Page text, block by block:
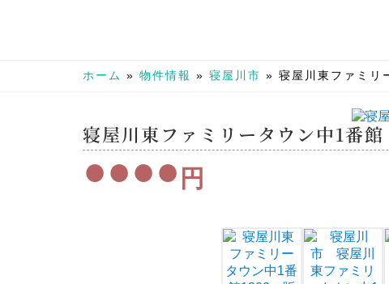
ホーム » 物件情報 » 寝屋川市 » 寝屋川東ファミリ
寝屋川東ファミリータウン中1番館
●●●● 円